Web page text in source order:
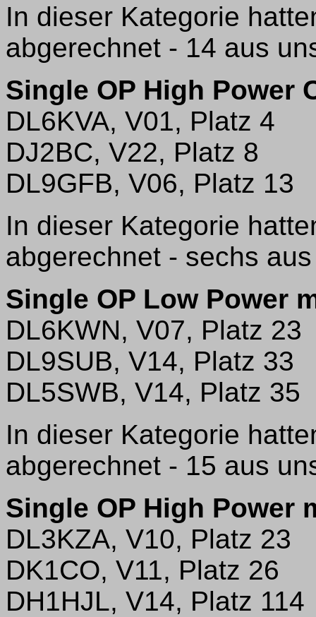
In dieser Kategorie
abgerechnet - 14 aus
Single OP High Power
DL6KVA, V01, Platz 4
DJ2BC, V22, Platz 8
DL9GFB, V06, Platz 13
In dieser Kategorie
abgerechnet - sechs
Single OP Low Power
DL6KWN, V07, Platz 23
DL9SUB, V14, Platz 33
DL5SWB, V14, Platz 35
In dieser Kategorie
abgerechnet - 15 aus
Single OP High Power
DL3KZA, V10, Platz 23
DK1CO, V11, Platz 26
DH1HJL, V14, Platz 114